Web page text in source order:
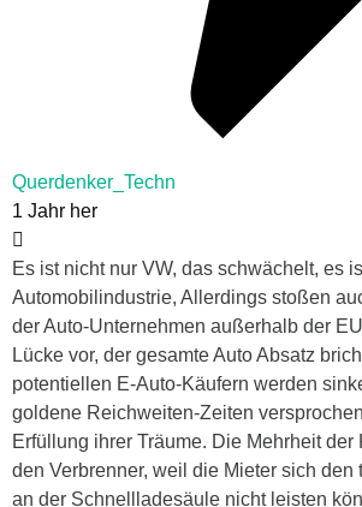
Querdenker_Techn
1 Jahr her
Es ist nicht nur VW, das schwächelt, es
Automobilindustrie, Allerdings stoßen
der Auto-Unternehmen außerhalb der
Lücke vor, der gesamte Auto Absatz
potentiellen E-Auto-Käufern werden
goldene Reichweiten-Zeiten
Erfüllung ihrer Träume. Die Mehrheit der
den Verbrenner, weil die Mieter sich den
an der Schnellladesäule nicht leisten